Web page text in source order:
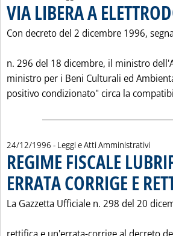
VIA LIBERA A
Con decreto del 2 dicembre 1996,
n. 296 del 18 dicembre, il ministro
ministro per i Beni Culturali ed
positivo condizionato" circa la
24/12/1996 - Leggi e Atti Amministrativi
REGIME FISCALE
ERRATA CORRIGE E
La Gazzetta Ufficiale n. 298 del 20